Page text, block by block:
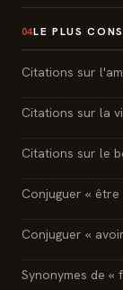
04LE PLUS
Citations sur
Citations sur la
Citations sur le
Conjuguer « être
Conjuguer «
Synonymes de «